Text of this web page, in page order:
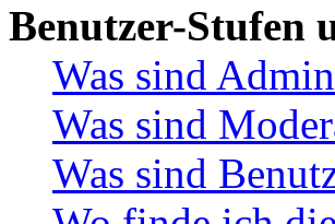
Benutzer-Stufen
Was sind
Was sind
Was sind